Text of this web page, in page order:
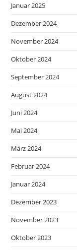
Januar 2025
Dezember 2024
November 2024
Oktober 2024
September 2024
August 2024
Juni 2024
Mai 2024
März 2024
Februar 2024
Januar 2024
Dezember 2023
November 2023
Oktober 2023